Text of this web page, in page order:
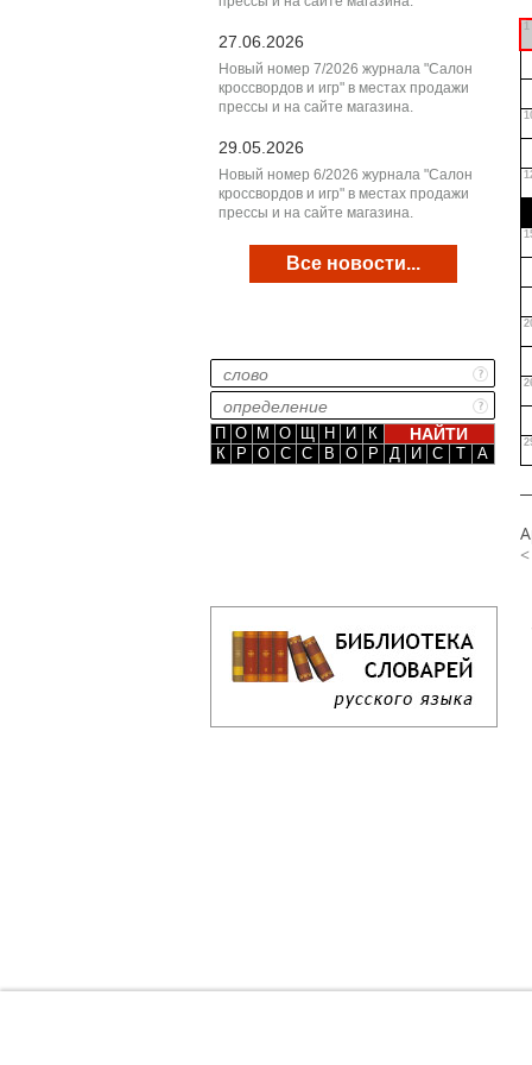
27.06.2026
Новый номер 7/2026 журнала "Салон
кроссвордов и игр" в местах продажи
прессы и на сайте магазина.
29.05.2026
Новый номер 6/2026 журнала "Салон
кроссвордов и игр" в местах продажи
прессы и на сайте магазина.
Все новости...
П О М О Щ Н И
К
К
Р О С С В О Р Д И С Т А
1
<